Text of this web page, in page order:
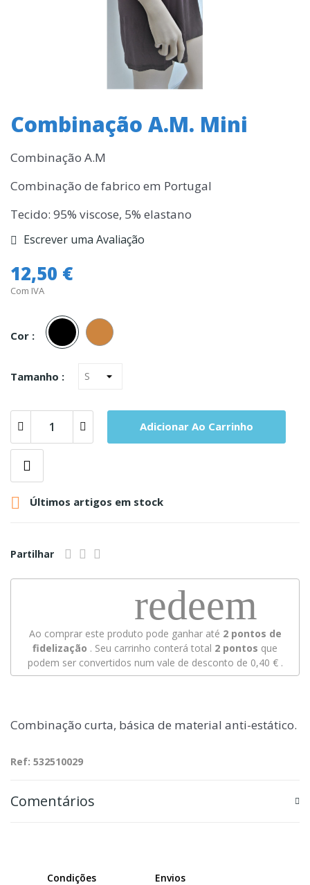
Combinação A.M. Mini
Combinação A.M
Combinação de fabrico em Portugal
Tecido: 95% viscose, 5% elastano
Escrever uma Avaliação
12,50 €
Com IVA
Cor :
Preto
Tamanho :
Adicionar Ao Carrinho
 Últimos artigos em stock
Partilhar
redeem
Ao comprar este produto pode ganhar até 2pontos de
fidelização . Seu carrinho conterá total 2 pontos que
podem ser convertidos num vale de desconto de 0,40 €.
Combinação curta, básica de material anti-estático.
Ref: 532510029
Comentários
Condições Envios